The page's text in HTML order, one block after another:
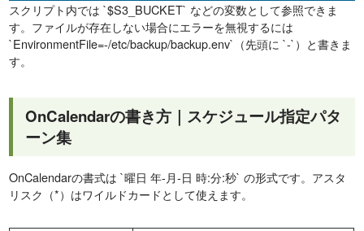
スクリプト内では `$S3_BUCKET` などの変数として参照できま
す。ファイルが存在しない場合にエラーを無視するには
`EnvironmentFile=-/etc/backup/backup.env`（先頭に `-`）と書きま
す。
OnCalendarの書き方｜スケジュール指定パタ
ーン集
OnCalendarの書式は `曜日 年-月-日 時:分:秒` の形式です。アスタ
リスク（*）はワイルドカードとして使えます。